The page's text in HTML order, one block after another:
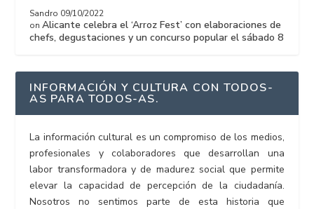
Sandro 09/10/2022
onAlicante celebra el ‘Arroz Fest’ con elaboraciones de
chefs, degustaciones y un concurso popular el sábado 8
INFORMACIÓN Y CULTURA CON TODOS-
AS PARA TODOS-AS.
La información cultural es un compromiso de los medios,
profesionales y colaboradores que desarrollan una
labor transformadora y de madurez social que permite
elevar la capacidad de percepción de la ciudadanía.
Nosotros no sentimos parte de esta historia que